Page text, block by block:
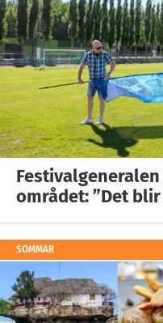
området: ”Det
SOMMAR